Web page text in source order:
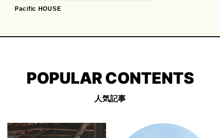
Pacific HOUSE
POPULAR CONTENTS
人気記事